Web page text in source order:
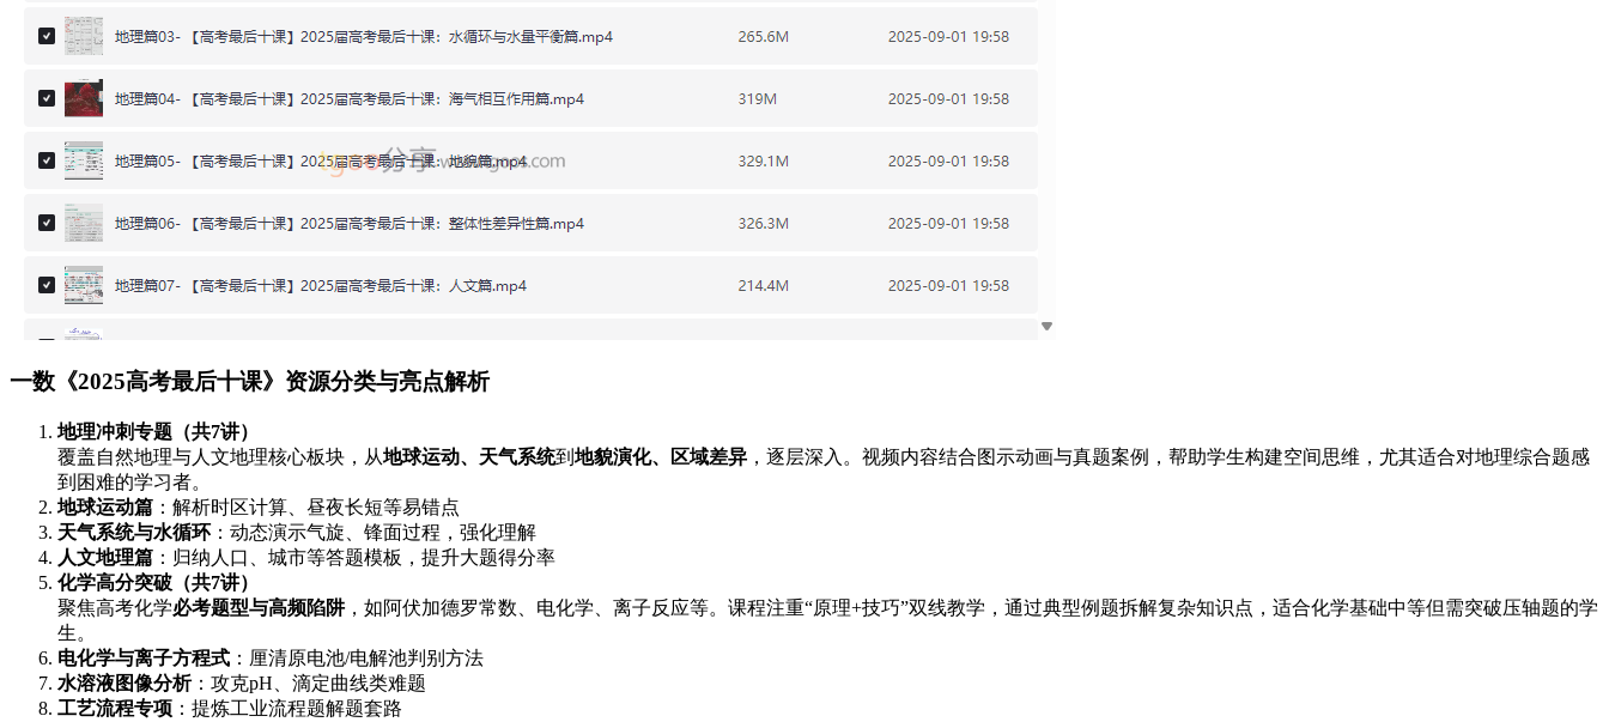
一数《2025高考最后十课》资源分类与亮点解析
地理冲刺专题（共7讲）
覆盖自然地理与人文地理核心板块，从地球运动、天气系统到 地貌演化、区域差异 ，逐层深入。视频内容结合图示动画与真题案例，帮助学生构建空间思维，尤其适合对地理综合题感
到困难的学习者。
地球运动篇 ：解析时区计算、昼夜长短等易错点
天气系统与水循环 ：动态演示气旋、锋面过程，强化理解
人文地理篇 ：归纳人口、城市等答题模板，提升大题得分率
化学高分突破（共7讲）
聚焦高考化学必考题型与高频陷阱，如阿伏加德罗常数、电化学、离子反应等。课程注重“原理+技巧”双线教学，通过典型例题拆解复杂知识点，适合化学基础中等但需突破压轴题的学
生。
电化学与离子方程式 ：厘清原电池/电解池判别方法
水溶液图像分析：攻克pH、滴定曲线类难题
工艺流程专项 ：提炼工业流程题解题套路